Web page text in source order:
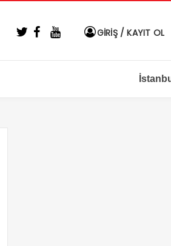
GİRİŞ / KAYIT OL